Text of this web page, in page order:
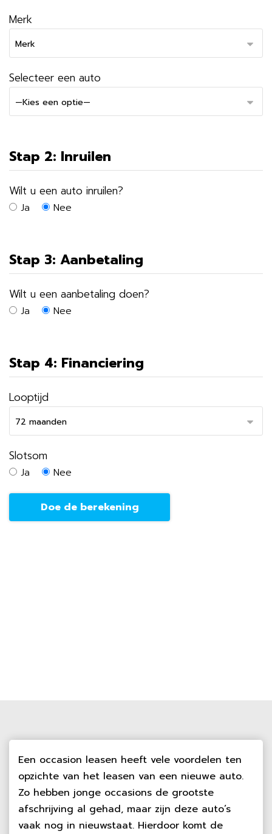
Merk
Selecteer een auto
Stap 2: Inruilen
Wilt u een auto inruilen?
Ja Nee
Stap 3: Aanbetaling
Wilt u een aanbetaling doen?
Ja Nee
Stap 4: Financiering
Looptijd
Slotsom
Ja Nee
Doe de berekening
Een occasion leasen heeft vele voordelen ten
opzichte van het leasen van een nieuwe auto.
Zo hebben jonge occasions de grootste
afschrijving al gehad, maar zijn deze auto’s
vaak nog in nieuwstaat. Hierdoor komt de